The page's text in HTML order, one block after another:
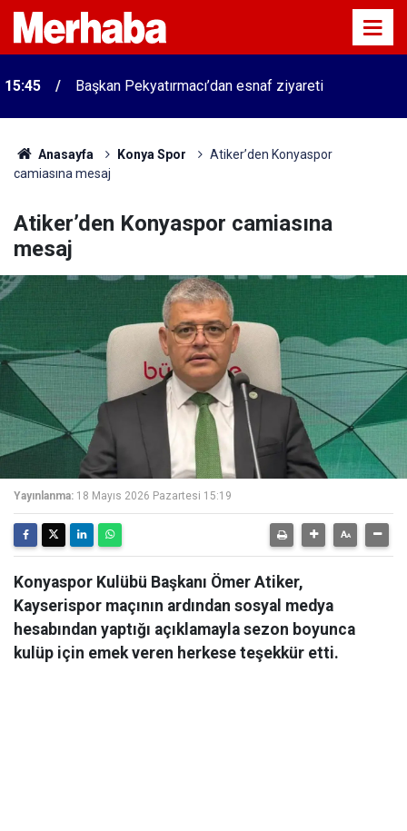
15:45 Başkan Pekyatırmacı’dan esnaf ziyareti
Anasayfa Konya Spor
Atiker’den Konyaspor
camiasına mesaj
Atiker’den Konyaspor camiasına
mesaj
Yayınlanma: 18 Mayıs 2026 Pazartesi 15:19
Konyaspor Kulübü Başkanı Ömer Atiker,
Kayserispor maçının ardından sosyal medya
hesabından yaptığı açıklamayla sezon boyunca
kulüp için emek veren herkese teşekkür etti.